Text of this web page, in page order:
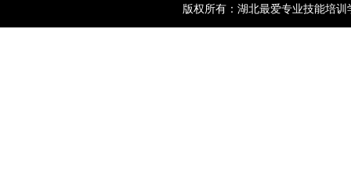
版权所有：湖北最爱专业技能培